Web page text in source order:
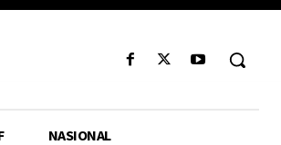
NASIONAL